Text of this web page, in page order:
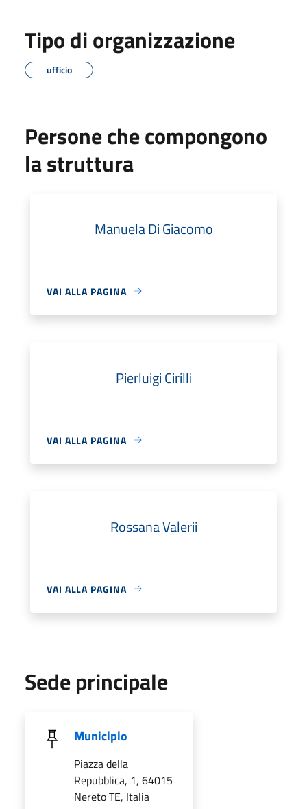
Tipo di organizzazione
ufficio
Persone che compongono
la struttura
Manuela Di Giacomo
VAI ALLA PAGINA
Pierluigi Cirilli
VAI ALLA PAGINA
Rossana Valerii
VAI ALLA PAGINA
Sede principale
Municipio
Piazza della
Repubblica, 1, 64015
Nereto TE, Italia